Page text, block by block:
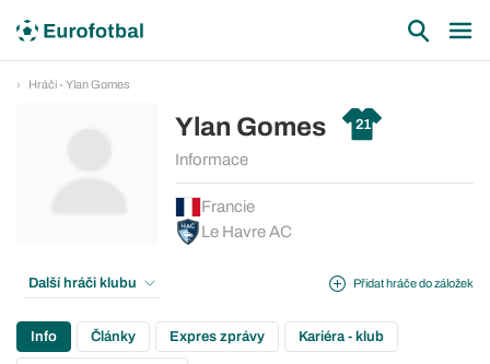
Hráči - Ylan Gomes
Ylan Gomes 21
Informace
Francie
Le Havre AC
Přidat hráče do záložek
Další hráči klubu
Info Články Expres zprávy Kariéra - klub